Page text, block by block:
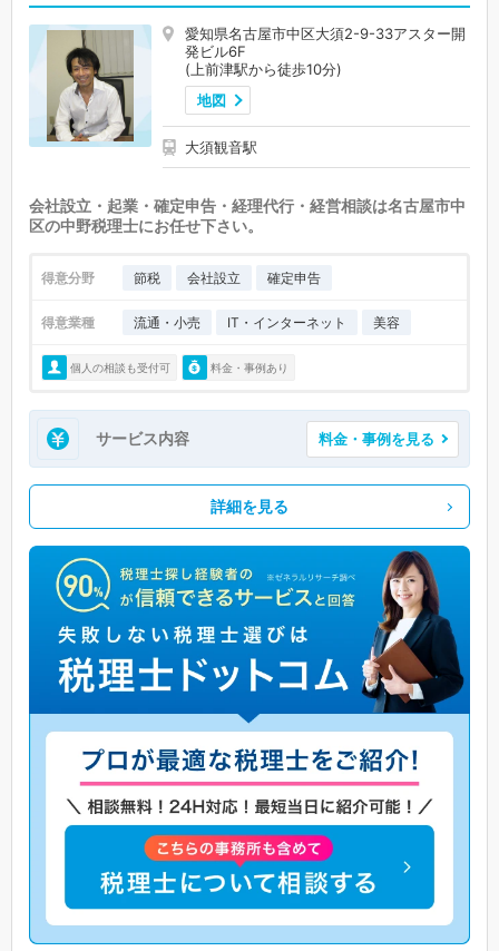
愛知県名古屋市中区大須2-9-33アスター開
発ビル6F
(上前津駅から徒歩10分)
地図
大須観音駅
会社設立・起業・確定申告・経理代行・経営相談は名古屋市中
区の中野税理士にお任せ下さい。
得意分野 節税 会社設立 確定申告
得意業種 流通・小売 IT・インターネット 美容
個人の相談も受付可 料金・事例あり
サービス内容 料金・事例を見る
詳細を見る